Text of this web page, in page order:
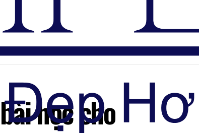
Đăng nhập
học cho